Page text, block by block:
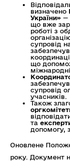
визначено
України» —
що вже
роботі з
супровід
що
супровід
учасників.
Також
та
допомогу,
Оновлене
року. Документ